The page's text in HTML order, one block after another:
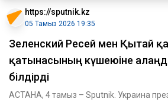
https://sputnik.kz
05 Тамыз 2026 19:35
Зеленский Ресей мен Қытай
қатынасының күшеюіне
білдірді
АСТАНА, 4 тамыз – Sputnik. Украина